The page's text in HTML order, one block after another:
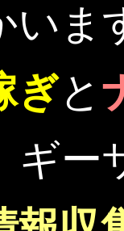
いま
ぎと
ギー